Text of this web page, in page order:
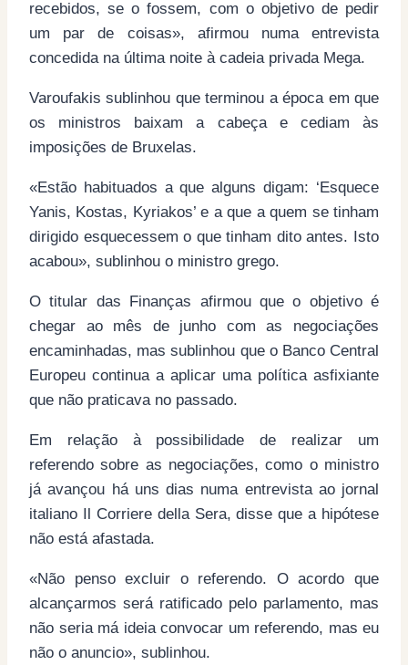
recebidos, se o fossem, com o objetivo de pedir
um par de coisas», afirmou numa entrevista
concedida na última noite à cadeia privada Mega.
Varoufakis sublinhou que terminou a época em que
os ministros baixam a cabeça e cediam às
imposições de Bruxelas.
«Estão habituados a que alguns digam: ‘Esquece
Yanis, Kostas, Kyriakos’ e a que a quem se tinham
dirigido esquecessem o que tinham dito antes. Isto
acabou», sublinhou o ministro grego.
O titular das Finanças afirmou que o objetivo é
chegar ao mês de junho com as negociações
encaminhadas, mas sublinhou que o Banco Central
Europeu continua a aplicar uma política asfixiante
que não praticava no passado.
Em relação à possibilidade de realizar um
referendo sobre as negociações, como o ministro
já avançou há uns dias numa entrevista ao jornal
italiano Il Corriere della Sera, disse que a hipótese
não está afastada.
«Não penso excluir o referendo. O acordo que
alcançarmos será ratificado pelo parlamento, mas
não seria má ideia convocar um referendo, mas eu
não o anuncio», sublinhou.